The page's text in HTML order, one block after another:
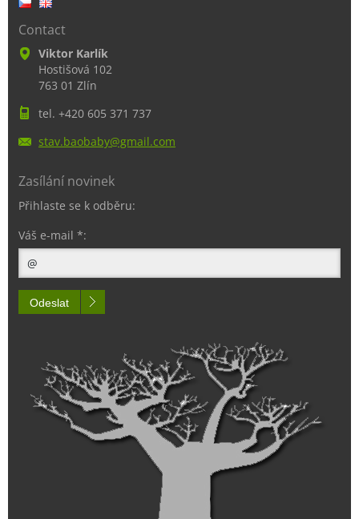
Contact
Viktor Karlík
Hostišová 102
763 01 Zlín
tel. +420 605 371 737
stav.baobaby@gmail.com
Zasílání novinek
Přihlaste se k odběru:
Váš e-mail *:
Odeslat